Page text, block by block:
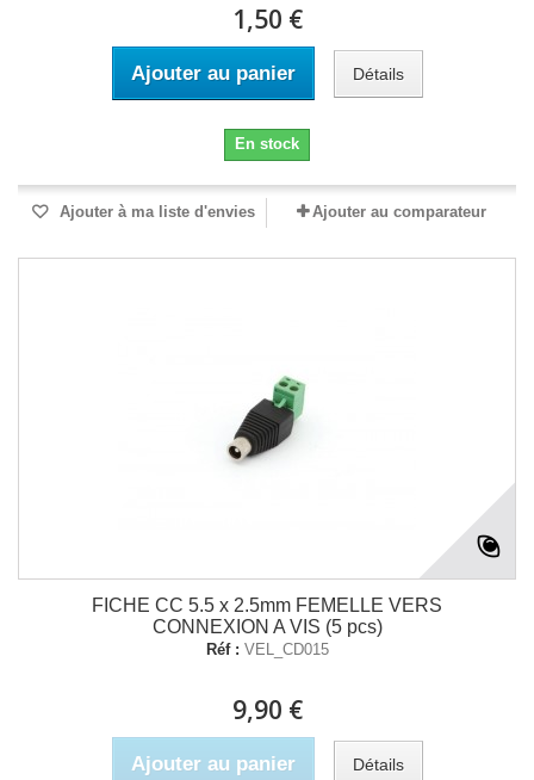
1,50 €
Ajouter au panier Détails
En stock
Ajouter à ma liste d'envies Ajouter au comparateur
FICHE CC 5.5 x 2.5mm FEMELLE VERS
CONNEXION A VIS (5 pcs)
Réf : VEL_CD015
9,90 €
Ajouter au panier Détails